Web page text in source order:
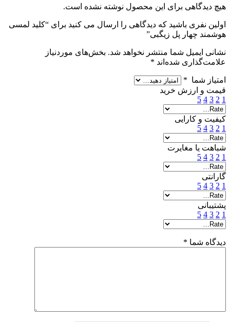
هیچ دیدگاهی برای این محصول نوشته نشده است.
اولین نفری باشید که دیدگاهی را ارسال می کنید برای “کلید لمسی
هوشمند چهار پل زیگبی”
نشانی ایمیل شما منتشر نخواهد شد. بخش‌های موردنیاز
علامت‌گذاری شده‌اند *
امتیاز شما *
قیمت و ارزش خرید
1
2
3
4
5
کیفیت و کارایی
1
2
3
4
5
شباهت یا مغایرت
1
2
3
4
5
گارانتی
1
2
3
4
5
پشتیبانی
1
2
3
4
5
دیدگاه شما *